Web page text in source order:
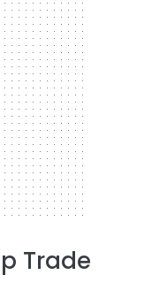
Trade